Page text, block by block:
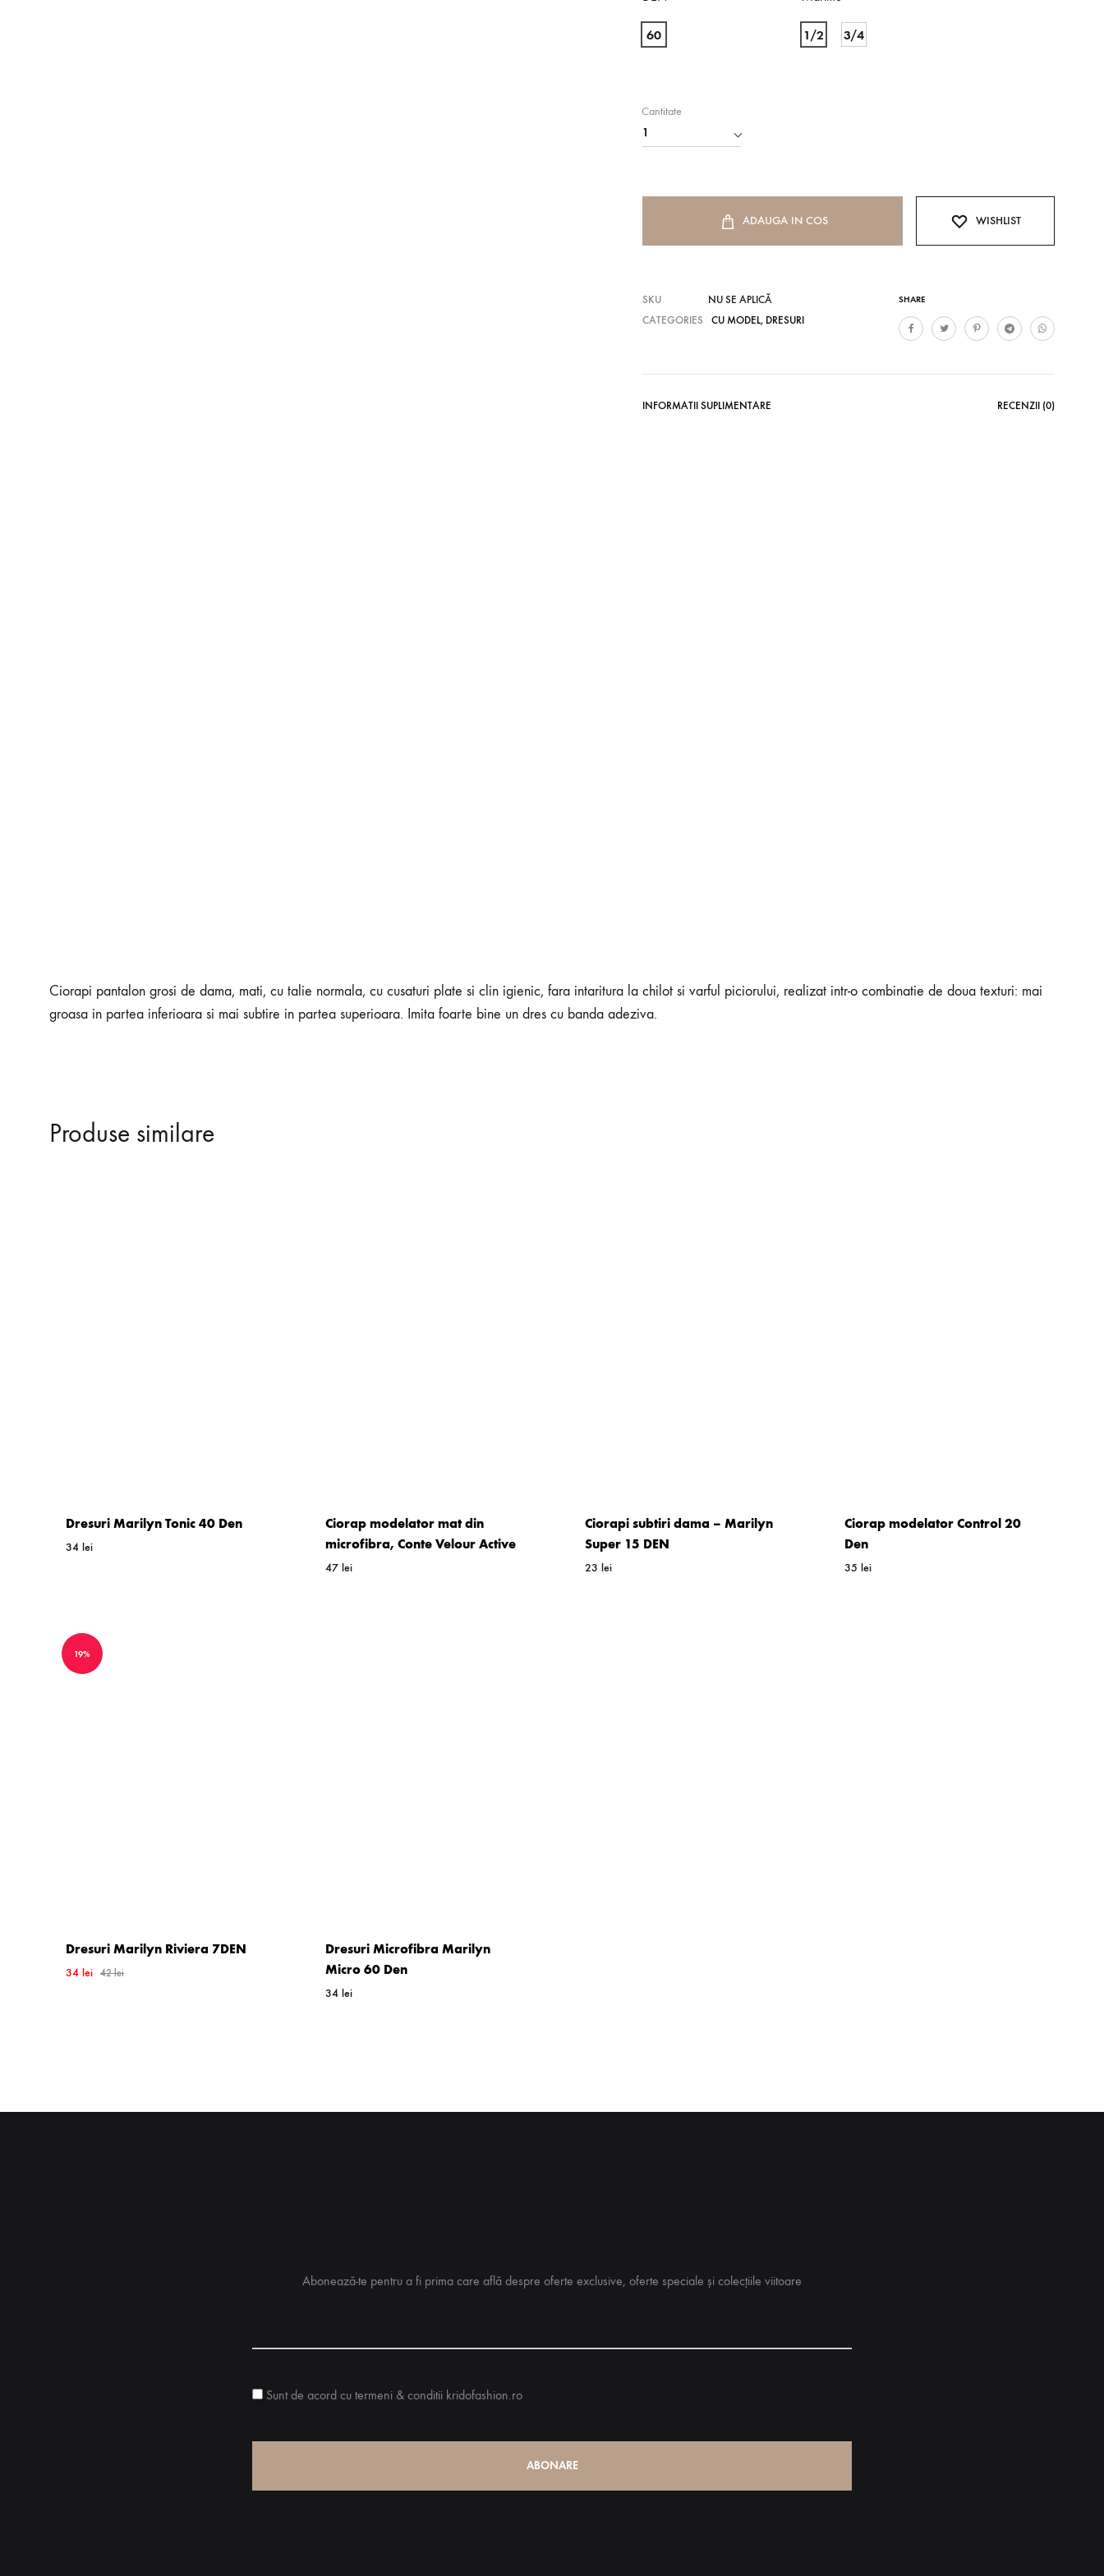
60 1/2 3/4
Cantitate
ADAUGA IN COS WISHLIST
SHARE
SKU
NU SE APLICĂ
CATEGORIES
CU MODEL, DRESURI
INFORMATII SUPLIMENTARE RECENZII (0)
Ciorapi pantalon grosi de dama, mati, cu talie normala, cu cusaturi plate si clin igienic, fara intaritura la chilot si varful piciorului, realizat intr-o combinatie de doua texturi: mai
groasa in partea inferioara si mai subtire in partea superioara. Imita foarte bine un dres cu banda adeziva.
Produse similare
Dresuri Marilyn Tonic 40 Den
34 lei
Ciorap modelator mat din
microfibra, Conte Velour Active
47 lei
Ciorapi subtiri dama – Marilyn
Super 15 DEN
23 lei
Ciorap modelator Control 20
Den
35 lei
19%
Dresuri Marilyn Riviera 7DEN
34 lei 42lei
Dresuri Microfibra Marilyn
Micro 60 Den
34 lei
Abonează-te pentru a fi prima care află despre oferte exclusive, oferte speciale și colecțiile viitoare
Sunt de acord cu termeni & conditii kridofashion.ro